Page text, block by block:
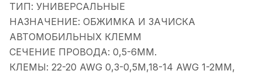
ТИП: УНИВЕРСАЛЬНЫЕ
НАЗНАЧЕНИЕ: ОБЖИМКА И ЗАЧИСКА
АВТОМОБИЛЬНЫХ КЛЕММ
СЕЧЕНИЕ ПРОВОДА: 0,5-6ММ.
КЛЕМЫ: 22-20 AWG 0,3-0,5M,18-14 AWG 1-2MM,